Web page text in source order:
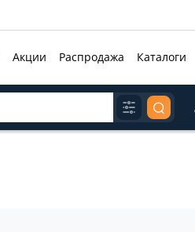
Акции Распродажа Каталоги